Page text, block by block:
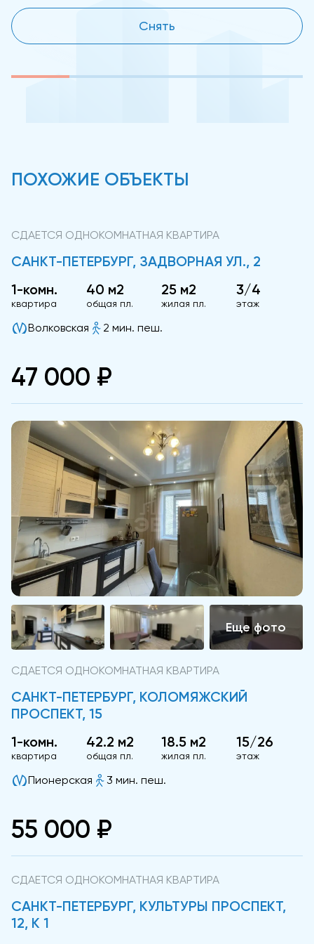
Снять
ПОХОЖИЕ ОБЪЕКТЫ
СДАЕТСЯ ОДНОКОМНАТНАЯ КВАРТИРА
САНКТ-ПЕТЕРБУРГ, ЗАДВОРНАЯ УЛ., 2
1-комн.
квартира
40 м2
общая пл.
25 м2
жилая пл.
3/4
этаж
Волковская 2 мин. пеш.
47 000 ₽
СДАЕТСЯ ОДНОКОМНАТНАЯ КВАРТИРА
САНКТ-ПЕТЕРБУРГ, КОЛОМЯЖСКИЙ
ПРОСПЕКТ, 15
1-комн.
квартира
42.2 м2
общая пл.
18.5 м2
жилая пл.
15/26
этаж
Пионерская 3 мин. пеш.
55 000 ₽
СДАЕТСЯ ОДНОКОМНАТНАЯ КВАРТИРА
САНКТ-ПЕТЕРБУРГ, КУЛЬТУРЫ ПРОСПЕКТ,
12, К 1